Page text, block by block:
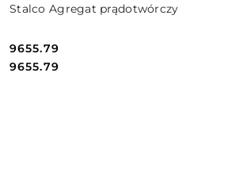
Stalco Agregat prądotwórczy
Cena:
9655.79
Cena:
9655.79